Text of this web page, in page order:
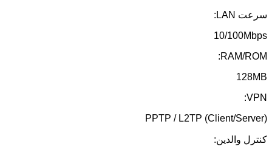
سرعت LAN:
10/100Mbps
RAM/ROM:
128MB
VPN:
PPTP / L2TP (Client/Server)
کنترل والدین: